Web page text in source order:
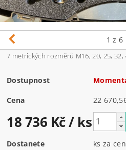
1 z 6
7 metrických rozměrů M16, 20, 25, 32,
Dostupnost
Cena
18 736 Kč/ ks
Dostanete ks za